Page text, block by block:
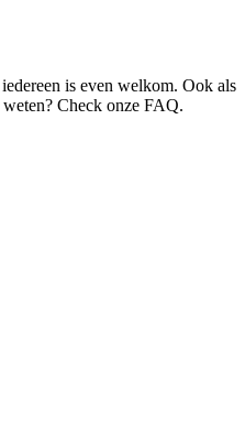
is even welkom. Ook als
Check onze FAQ.